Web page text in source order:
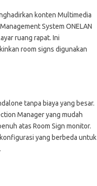
konten Multimedia
System ONELAN
ruang rapat. Ini
room signs digunakan
tanpa biaya yang besar.
Manager yang mudah
atas Room Sign monitor.
yang berbeda untuk